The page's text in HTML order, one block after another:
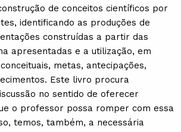
de conceitos científicos por
identificando as produções de
construídas a partir das
apresentadas e a utilização, em
metas, antecipações,
Este livro procura
no sentido de oferecer
o professor possa romper com essa
temos, também, a necessária